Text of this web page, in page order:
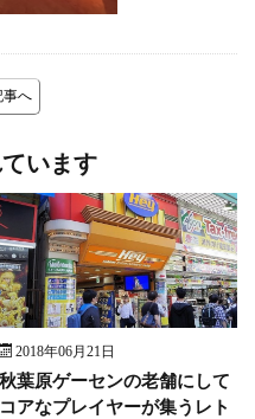
事へ
います
2018年06月21日
秋葉原ゲーセンの老舗にして
コアなプレイヤーが集うレト